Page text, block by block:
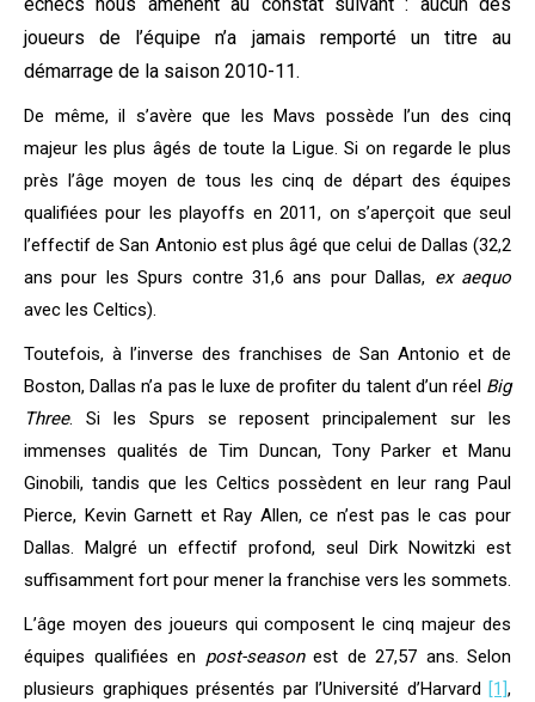
joueurs de l’équipe n’a jamais remporté un titre au
démarrage de la saison 2010-11.
De même, il s’avère que les Mavs possède l’un des cinq
majeur les plus âgés de toute la Ligue. Si on regarde le plus
près l’âge moyen de tous les cinq de départ des équipes
qualifiées pour les playoffs en 2011, on s’aperçoit que seul
l’effectif de San Antonio est plus âgé que celui de Dallas (32,2
ans pour les Spurs contre 31,6 ans pour Dallas, ex aequo
avec les Celtics).
Toutefois, à l’inverse des franchises de San Antonio et de
Boston, Dallas n’a pas le luxe de profiter du talent d’un réel Big
Three. Si les Spurs se reposent principalement sur les
immenses qualités de Tim Duncan, Tony Parker et Manu
Ginobili, tandis que les Celtics possèdent en leur rang Paul
Pierce, Kevin Garnett et Ray Allen, ce n’est pas le cas pour
Dallas. Malgré un effectif profond, seul Dirk Nowitzki est
suffisamment fort pour mener la franchise vers les sommets.
L’âge moyen des joueurs qui composent le cinq majeur des
équipes qualifiées en post-seasonest de 27,57 ans. Selon
plusieurs graphiques présentés par l’Université d’Harvard [1],